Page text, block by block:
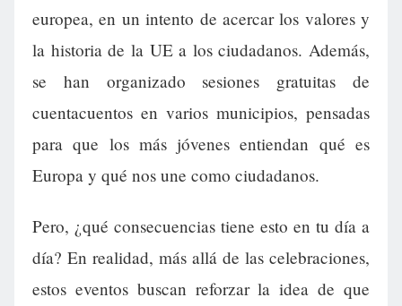
europea, en un intento de acercar los valores y
la historia de la UE a los ciudadanos. Además,
se han organizado sesiones gratuitas de
cuentacuentos en varios municipios, pensadas
para que los más jóvenes entiendan qué es
Europa y qué nos une como ciudadanos.
Pero, ¿qué consecuencias tiene esto en tu día a
día? En realidad, más allá de las celebraciones,
estos eventos buscan reforzar la idea de que